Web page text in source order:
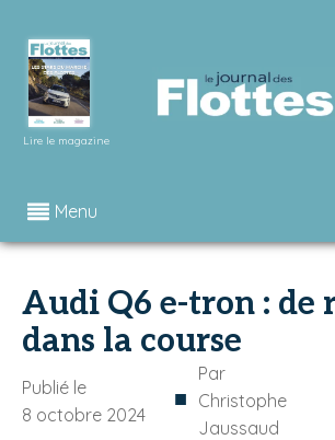
Lire le magazine
Menu
Audi Q6 e-tron : de
dans la course
Publié le
8 octobre 2024
■
Par
Christophe
Jaussaud